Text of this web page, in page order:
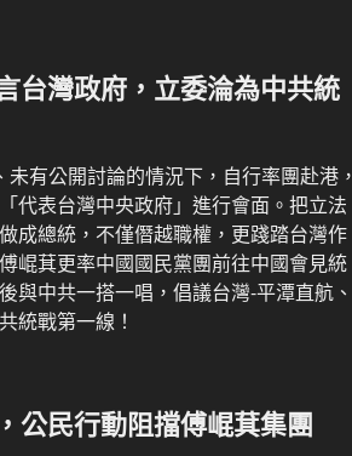
台灣政府，立委淪為中共統
有公開討論的情況下，自行率團赴港，
代表台灣中央政府」進行會面。把立法
成總統，不僅僭越職權，更踐踏台灣作
崐萁更率中國國民黨團前往中國會見統
與中共一搭一唱，倡議台灣-平潭直航、
統戰第一線！
公民行動阻擋傅崐萁集團